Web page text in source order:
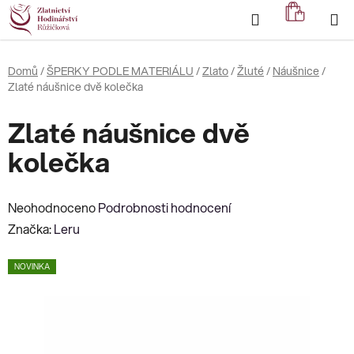
Přejít
na
obsah
Hledat
KOŠÍK
Domů /ŠPERKY PODLE MATERIÁLU /Zlato/Žluté/ Náušnice/
Zlaté náušnice dvě kolečka
Zlaté náušnice dvě
kolečka
Průměrné
hodnocení
je
NeohodnocenoPodrobnosti hodnocení
Značka:Leru
NOVINKA